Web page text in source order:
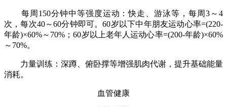
每周150分钟中等强度运动：快走、游泳等，每周3～4
次，每次40～60分钟即可。60岁以下中年朋友运动心率=(220-
年龄)×60%～70%；60岁以上老年人运动心率=(200-年龄)×60%
～70%。
力量训练：深蹲、俯卧撑等增强肌肉代谢，提升基础能量
消耗。
血管健康